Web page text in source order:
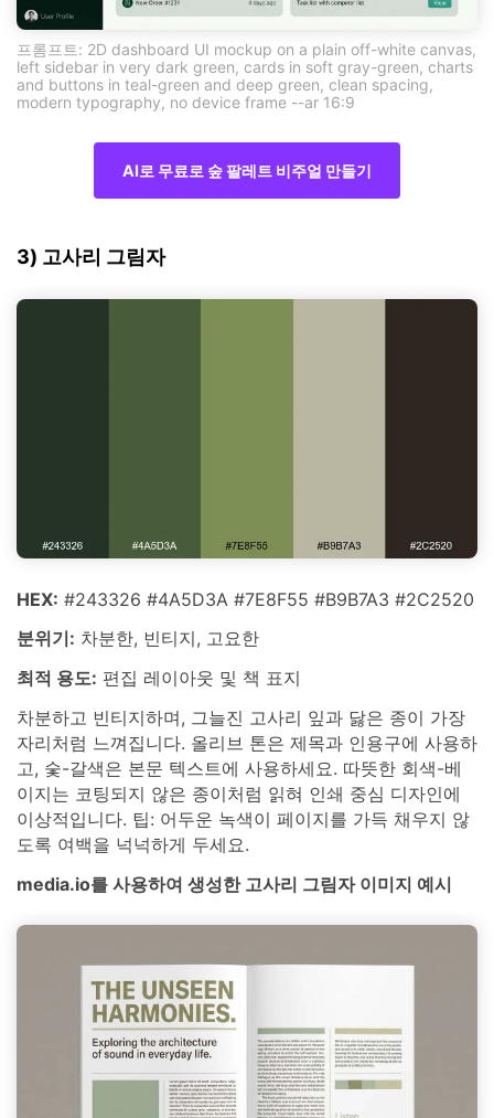
프롬프트: 2D dashboard UI mockup on a plain off-white canvas,
left sidebar in very dark green, cards in soft gray-green, charts
and buttons in teal-green and deep green, clean spacing,
modern typography, no device frame --ar 16:9
AI로 무료로 숲 팔레트 비주얼 만들기
3) 고사리 그림자
HEX: #243326 #4A5D3A #7E8F55 #B9B7A3 #2C2520
분위기: 차분한, 빈티지, 고요한
최적 용도: 편집 레이아웃 및 책 표지
차분하고 빈티지하며, 그늘진 고사리 잎과 닳은 종이 가장
자리처럼 느껴집니다. 올리브 톤은 제목과 인용구에 사용하
고, 숯-갈색은 본문 텍스트에 사용하세요. 따뜻한 회색-베
이지는 코팅되지 않은 종이처럼 읽혀 인쇄 중심 디자인에
이상적입니다. 팁: 어두운 녹색이 페이지를 가득 채우지 않
도록 여백을 넉넉하게 두세요.
media.io를 사용하여 생성한 고사리 그림자 이미지 예시